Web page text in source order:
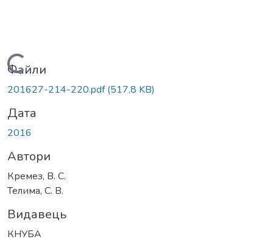
Вантажиться...
Файли
201627-214-220.pdf(517,8 KB)
Дата
2016
Автори
Кремез, В. С.
Телима, С. В.
Видавець
КНУБА